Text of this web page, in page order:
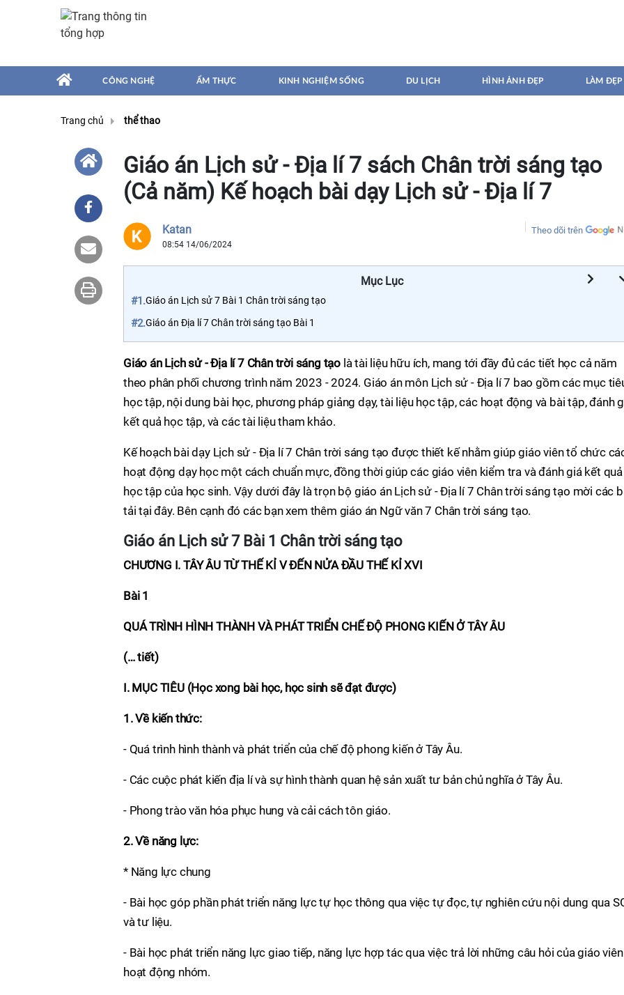
CÔNG NGHỆ ẨM THỰC KINH NGHIỆM SỐNG DU LỊCH HÌNH ẢNH ĐẸP LÀM ĐẸP
Trang chủ thể thao
Giáo án Lịch sử - Địa lí 7 sách Chân trời sáng tạo
(Cả năm) Kế hoạch bài dạy Lịch sử - Địa lí 7
Katan
08:54 14/06/2024
Theo dõi trên
Mục Lục
#1.Giáo án Lịch sử 7 Bài 1 Chân trời sáng tạo
#2.Giáo án Địa lí 7 Chân trời sáng tạo Bài 1
Giáo án Lịch sử - Địa lí 7 Chân trời sáng tạo là tài liệu hữu ích, mang tới đầy đủ các tiết học cả năm
theo phân phối chương trình năm 2023 - 2024. Giáo án môn Lịch sử - Địa lí 7 bao gồm các mục
học tập, nội dung bài học, phương pháp giảng dạy, tài liệu học tập, các hoạt động và bài tập, đánh
kết quả học tập, và các tài liệu tham khảo.
Kế hoạch bài dạy Lịch sử - Địa lí 7 Chân trời sáng tạo được thiết kế nhằm giúp giáo viên tổ chức
hoạt động dạy học một cách chuẩn mực, đồng thời giúp các giáo viên kiểm tra và đánh giá kết quả
học tập của học sinh. Vậy dưới đây là trọn bộ giáo án Lịch sử - Địa lí 7 Chân trời sáng tạo mời các
tải tại đây. Bên cạnh đó các bạn xem thêm giáo án Ngữ văn 7 Chân trời sáng tạo.
Giáo án Lịch sử 7 Bài 1 Chân trời sáng tạo
CHƯƠNG I. TÂY ÂU TỪ THẾ KỈ V ĐẾN NỬA ĐẦU THẾ KỈ XVI
Bài 1
QUÁ TRÌNH HÌNH THÀNH VÀ PHÁT TRIỂN CHẾ ĐỘ PHONG KIẾN Ở TÂY ÂU
(… tiết)
I. MỤC TIÊU (Học xong bài học, học sinh sẽ đạt được)
1. Về kiến thức:
- Quá trình hình thành và phát triển của chế độ phong kiến ở Tây Âu.
- Các cuộc phát kiến địa lí và sự hình thành quan hệ sản xuất tư bản chủ nghĩa ở Tây Âu.
- Phong trào văn hóa phục hung và cải cách tôn giáo.
2. Về năng lực:
* Năng lực chung
- Bài học góp phần phát triển năng lực tự học thông qua việc tự đọc, tự nghiên cứu nội dung qua
và tư liệu.
- Bài học phát triển năng lực giao tiếp, năng lực hợp tác qua việc trả lời những câu hỏi của giáo
hoạt động nhóm.